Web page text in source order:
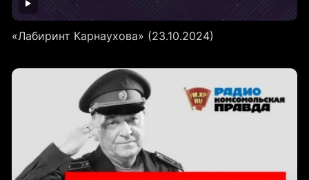
«Лабиринт Карнаухова» (23.10.2024)